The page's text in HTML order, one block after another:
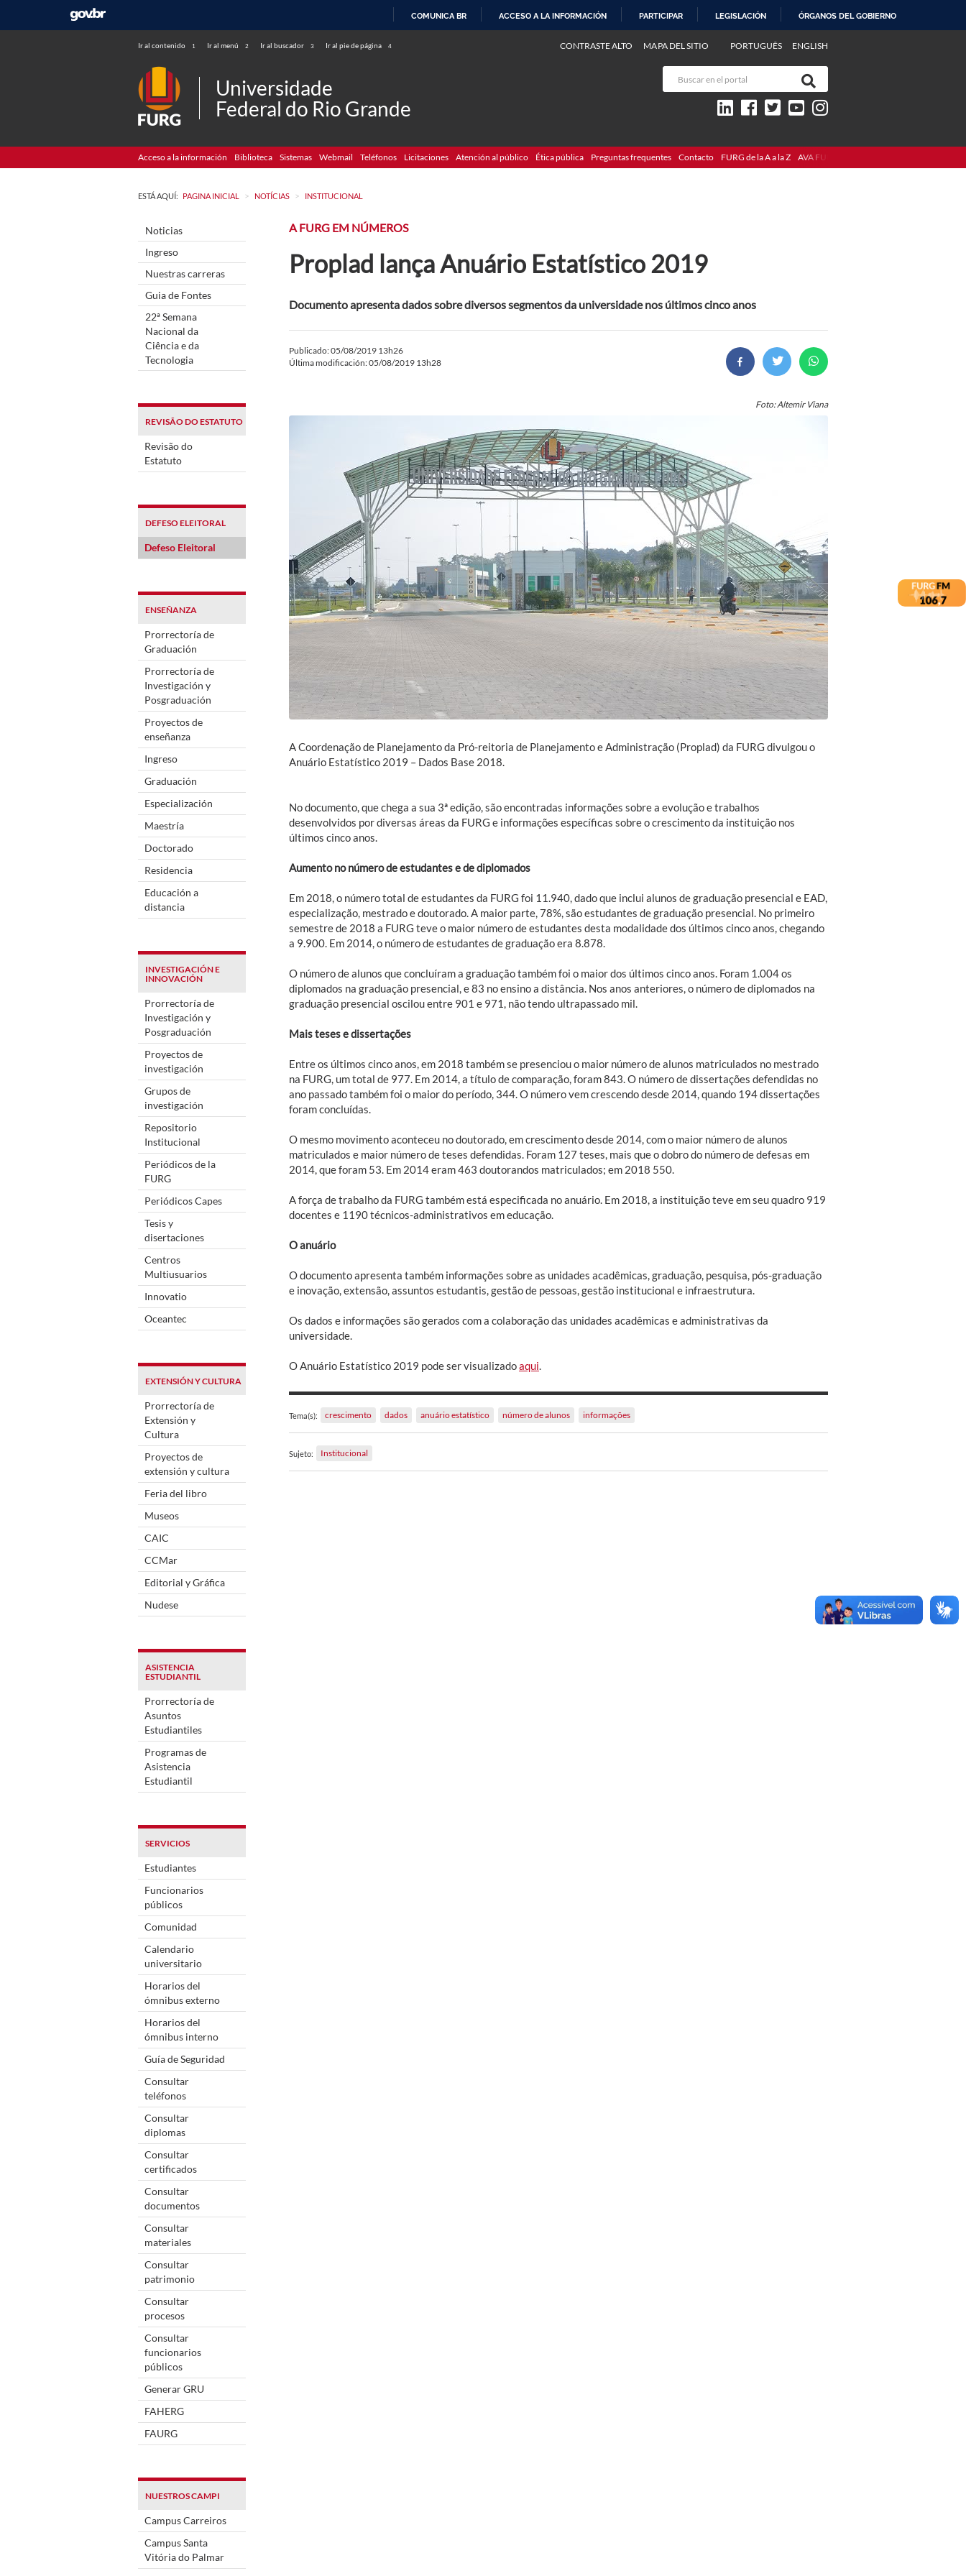
COMUNICA BR ACCESO A LA INFORMACIÓN PARTICIPAR LEGISLACIÓN ÓRGANOS DEL GOBIERNO
Ir al contenido 1 Ir al menú 2 Ir al buscador 3 Ir al pie de página 4 PORTUGUÊS ENGLISH
CONTRASTE ALTO MAPA DEL SITIO
Universidade
Federal do Rio Grande
Acceso a la información Biblioteca Sistemas Webmail Teléfonos Licitaciones Atención al público Ética pública Preguntas frequentes Contacto FURG de la A a la Z AVA FURG
ESTÁ AQUÍ: PAGINA INICIAL > NOTÍCIAS > INSTITUCIONAL
Noticias
Ingreso
Nuestras carreras
Guia de Fontes
22ª Semana
Nacional da
Ciência e da
Tecnologia
REVISÃO DO ESTATUTO
Revisão do
Estatuto
DEFESO ELEITORAL
Defeso Eleitoral
ENSEÑANZA
Prorrectoría de
Graduación
Prorrectoría de
Investigación y
Posgraduación
Proyectos de
enseñanza
Ingreso
Graduación
Especialización
Maestría
Doctorado
Residencia
Educación a
distancia
INVESTIGACIÓN E
INNOVACIÓN
Prorrectoría de
Investigación y
Posgraduación
Proyectos de
investigación
Grupos de
investigación
Repositorio
Institucional
Periódicos de la
FURG
Periódicos Capes
Tesis y
disertaciones
Centros
Multiusuarios
Innovatio
Oceantec
EXTENSIÓN Y CULTURA
Prorrectoría de
Extensión y
Cultura
Proyectos de
extensión y cultura
Feria del libro
Museos
CAIC
CCMar
Editorial y Gráfica
Nudese
ASISTENCIA
ESTUDIANTIL
Prorrectoría de
Asuntos
Estudiantiles
Programas de
Asistencia
Estudiantil
SERVICIOS
Estudiantes
Funcionarios
públicos
Comunidad
Calendario
universitario
Horarios del
ómnibus externo
Horarios del
ómnibus interno
Guía de Seguridad
Consultar
teléfonos
Consultar
diplomas
Consultar
certificados
Consultar
documentos
Consultar
materiales
Consultar
patrimonio
Consultar
procesos
Consultar
funcionarios
públicos
Generar GRU
FAHERG
FAURG
NUESTROS CAMPI
Campus Carreiros
Campus Santa
Vitória do Palmar
A FURG EM NÚMEROS
Proplad lança Anuário Estatístico 2019
Documento apresenta dados sobre diversos segmentos da universidade nos últimos cinco anos
Publicado: 05/08/2019 13h26
Última modificación: 05/08/2019 13h28
Foto: Altemir Viana
A Coordenação de Planejamento da Pró-reitoria de Planejamento e Administração (Proplad) da FURG divulgou o
Anuário Estatístico 2019 – Dados Base 2018.
No documento, que chega a sua 3ª edição, são encontradas informações sobre a evolução e trabalhos
desenvolvidos por diversas áreas da FURG e informações específicas sobre o crescimento da instituição nos
últimos cinco anos.
Aumento no número de estudantes e de diplomados
Em 2018, o número total de estudantes da FURG foi 11.940, dado que inclui alunos de graduação presencial e EAD,
especialização, mestrado e doutorado. A maior parte, 78%, são estudantes de graduação presencial. No primeiro
semestre de 2018 a FURG teve o maior número de estudantes desta modalidade dos últimos cinco anos, chegando
a 9.900. Em 2014, o número de estudantes de graduação era 8.878.
O número de alunos que concluíram a graduação também foi o maior dos últimos cinco anos. Foram 1.004 os
diplomados na graduação presencial, e 83 no ensino a distância. Nos anos anteriores, o número de diplomados na
graduação presencial oscilou entre 901 e 971, não tendo ultrapassado mil.
Mais teses e dissertações
Entre os últimos cinco anos, em 2018 também se presenciou o maior número de alunos matriculados no mestrado
na FURG, um total de 977. Em 2014, a título de comparação, foram 843. O número de dissertações defendidas no
ano passado também foi o maior do período, 344. O número vem crescendo desde 2014, quando 194 dissertações
foram concluídas.
O mesmo movimento aconteceu no doutorado, em crescimento desde 2014, com o maior número de alunos
matriculados e maior número de teses defendidas. Foram 127 teses, mais que o dobro do número de defesas em
2014, que foram 53. Em 2014 eram 463 doutorandos matriculados; em 2018 550.
A força de trabalho da FURG também está especificada no anuário. Em 2018, a instituição teve em seu quadro 919
docentes e 1190 técnicos-administrativos em educação.
O anuário
O documento apresenta também informações sobre as unidades acadêmicas, graduação, pesquisa, pós-graduação
e inovação, extensão, assuntos estudantis, gestão de pessoas, gestão institucional e infraestrutura.
Os dados e informações são gerados com a colaboração das unidades acadêmicas e administrativas da
universidade.
O Anuário Estatístico 2019 pode ser visualizadoaqui
Tema(s): crescimento dados anuário estatístico número de alunos informações
Sujeto: Institucional